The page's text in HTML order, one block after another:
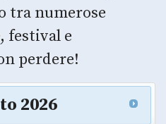
tra numerose
festival e
perdere!
2026